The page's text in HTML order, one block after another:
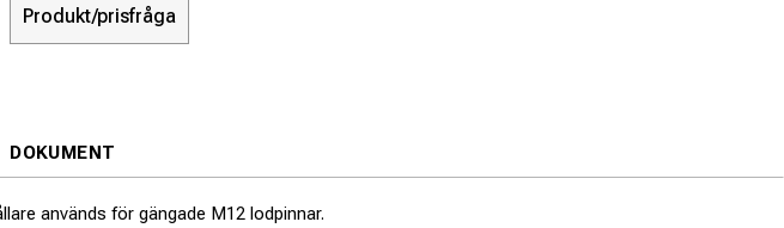
Produkt/prisfråga
DOKUMENT
används för gängade M12 lodpinnar.